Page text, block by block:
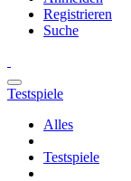
Registrieren
Suche
Testspiele
Alles
Testspiele